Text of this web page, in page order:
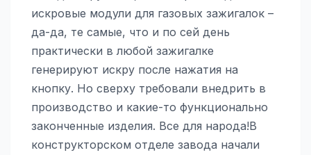
искровые модули для газовых зажигалок –
да-да, те самые, что и по сей день
практически в любой зажигалке
генерируют искру после нажатия на
кнопку. Но сверху требовали внедрить в
производство и какие-то функционально
законченные изделия. Все для народа!В
конструкторском отделе завода начали